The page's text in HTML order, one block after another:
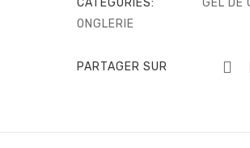
CATEGORIES: GEL DE
ONGLERIE
PARTAGER SUR